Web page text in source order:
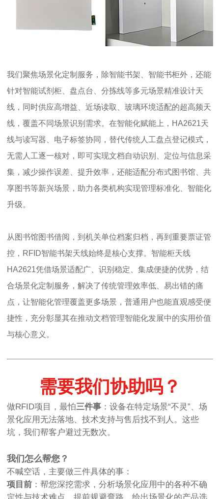
我们聚焦场景化定制服务，除智能书架、智能书柜外，还能
针对智能试剂柜、盘点台、分拣线等多元场景精准设计天
线，同时供应高增益、近场读取、玻璃环境适配的超高频天
线，覆盖不同场景识别需求。在智能化赋能上，HA2621天
线与读写器、电子标签协同，替代传统人工盘点登记模式，
无需人工逐一核对，即可实现文档自动识别、定位与信息采
集，减少操作误差、提升效率，还能适配分布式图书馆、共
享图书等新兴场景，助力各类机构实现管理标准化、智能化
升级。
从图书馆图书借阅，到机关单位档案归档，再到重要票证管
控，RFID智能书架天线始终是核心支撑。智能柜天线
HA2621凭借场景适配广、识别稳定、集成便捷的优势，结
合场景化定制服务，解决了传统管理效率低、易出错的痛
点，让智能化管理覆盖更多场景，普通用户也能直观感受便
捷性，充分彰显其在推动文档管理智能化发展中的实用价值
与核心意义。
需要我们协助吗？
做RFID项目，最怕三件事 ：设备在特定场景“不灵”、场
景化应用无法落地、技术支持与售后找不到人。这些
坑，我们帮客户避过无数次。
我们怎么帮您？
不喊空话，主要做三件具体的事：
项目前 ：帮您深挖需求，分析场景化应用中的各种不确